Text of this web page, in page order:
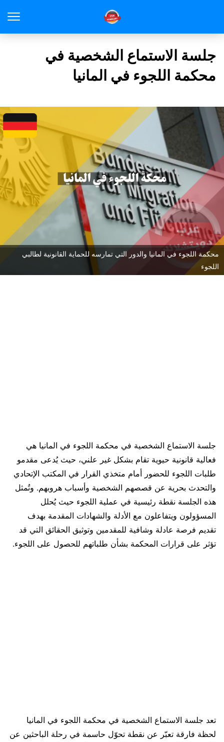
جلسة الاستماع الشخصية في
محكمة اللجوء في المانيا
محكمة اللجوء في المانيا والدور التي تمارسه للحماية القانونية لطالبي
اللجوء
جلسة الاستماع الشخصية في محكمة اللجوء في المانيا هي
فعالية قانونية حيوية تقام بشكل غير علني، حيث يُدعى مقدمو
طلبات اللجوء للحضور أمام متخذي القرار في المكتب الإتحادي
والتحدث بحرية عن قصصهم الشخصية وأسباب هروبهم. وتُمثل
هذه الجلسة نقطة رئيسية في عملية اللجوء حيث يُحلل
المسؤولون ويتفاعلون مع الأدلة والشهادات المقدمة بهدف
تقديم فرصة عادلة وشافية للمقدمين وتوثيق الحقائق التي قد
تؤثر على قرارات المحكمة بشأن طلباتهم للحصول على اللجوء.
تعد جلسة الاستماع الشخصية في محكمة اللجوء في المانيا
لحظة فارقة تعبّر عن نقطة تحوّل حاسمة في رحلة الباحثين عن